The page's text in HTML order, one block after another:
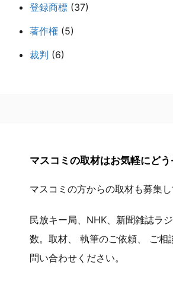
登録商標 (37)
著作権 (5)
裁判 (6)
マスコミの取材はお気軽にどう
マスコミの方からの取材も募集し
民放キー局、NHK、新聞雑誌ラ
数。取材、 執筆のご依頼、 ご相
問い合わせください。